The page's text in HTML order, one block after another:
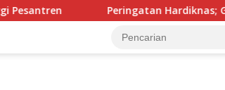
Peringatan Hardiknas; Gubernur